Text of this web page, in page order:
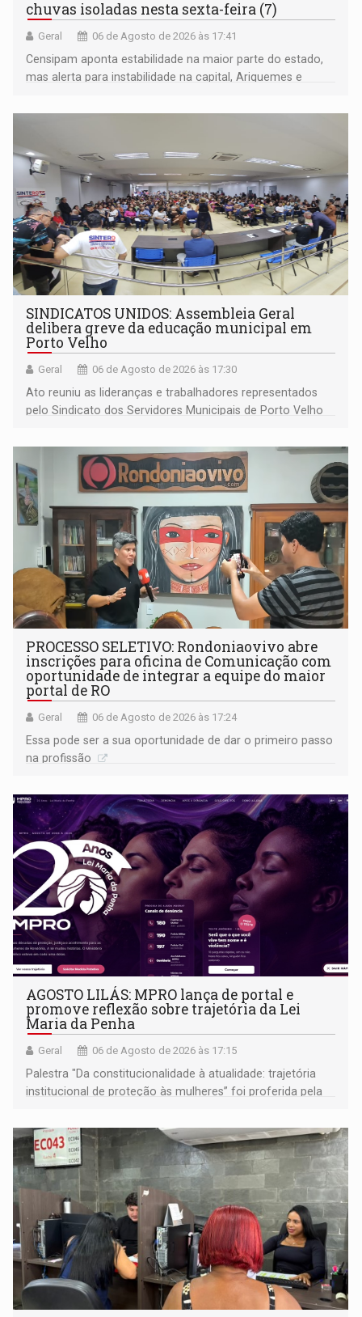
chuvas isoladas nesta sexta-feira (7)
Geral 06 de Agosto de 2026 às 17:41
Censipam aponta estabilidade na maior parte do estado,
mas alerta para instabilidade na capital, Ariquemes e
SINDICATOS UNIDOS: Assembleia Geral
delibera greve da educação municipal em
Porto Velho
Geral 06 de Agosto de 2026 às 17:30
Ato reuniu as lideranças e trabalhadores representados
pelo Sindicato dos Servidores Municipais de Porto Velho
PROCESSO SELETIVO: Rondoniaovivo abre
inscrições para oficina de Comunicação com
oportunidade de integrar a equipe do maior
portal de RO
Geral 06 de Agosto de 2026 às 17:24
Essa pode ser a sua oportunidade de dar o primeiro passo
na profissão
AGOSTO LILÁS: MPRO lança de portal e
promove reflexão sobre trajetória da Lei
Maria da Penha
Geral 06 de Agosto de 2026 às 17:15
Palestra "Da constitucionalidade à atualidade: trajetória
institucional de proteção às mulheres” foi proferida pela
Goiás